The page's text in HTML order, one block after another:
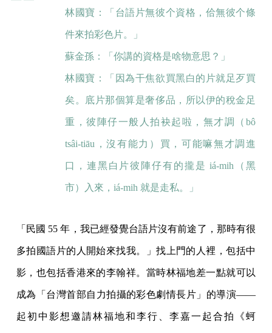
林國寶：「台語片無彼个資格，佮無彼个條
件來拍彩色片。」
蘇金孫：「你講的資格是啥物意思？」
林國寶：「因為干焦欲買黑白的片就足歹買
矣。底片那個算是奢侈品，所以伊的稅金足
重，彼陣仔一般人拍袂起啦，無才調（bô
tsâi-tiāu，沒有能力）買，可能嘛無才調進
口，連黑白片彼陣仔有的攏是 iá-mih（黑
市）入來，iá-mih 就是走私。」
「民國 55 年，我已經發覺台語片沒有前途了，那時有很
多拍國語片的人開始來找我。」找上門的人裡，包括中
影，也包括香港來的李翰祥。當時林福地差一點就可以
成為「台灣首部自力拍攝的彩色劇情長片」的導演——
起初中影想邀請林福地和李行、李嘉一起合拍《蚵